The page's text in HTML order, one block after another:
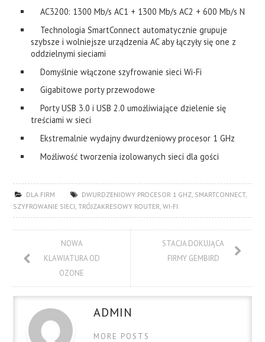
AC3200: 1300 Mb/s AC1 + 1300 Mb/s AC2 + 600 Mb/s N
Technologia SmartConnect automatycznie grupuje
szybsze i wolniejsze urządzenia AC aby łączyły się one z
oddzielnymi sieciami
Domyślnie włączone szyfrowanie sieci Wi-Fi
Gigabitowe porty przewodowe
Porty USB 3.0 i USB 2.0 umożliwiające dzielenie się
treściami w sieci
Ekstremalnie wydajny dwurdzeniowy procesor 1 GHz
Możliwość tworzenia izolowanych sieci dla gości
DLA FIRM DWURDZENIOWY PROCESOR 1 GHZ SMARTCONNECT,
SZYFROWANIE SIECI ,TRÓJZAKRESOWY ROUTER ,WI-FI
NOWA
KLAWIATURA OD
OZONE
STACJA DOKUJĄCA
FIRMY GEMBIRD
ADMIN
MORE POSTS